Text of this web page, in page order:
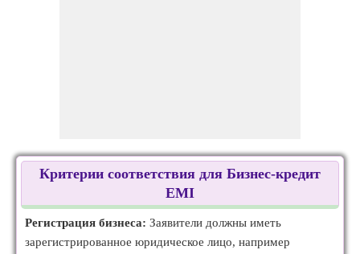
Критерии соответствия для Бизнес-кредит
EMI
Регистрация бизнеса: Заявители должны иметь
зарегистрированное юридическое лицо, например